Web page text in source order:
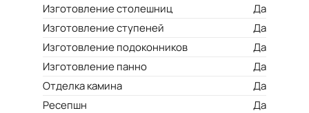
Изготовление столешниц
Да
Изготовление ступеней
Да
Изготовление подоконников
Да
Изготовление панно
Да
Отделка камина
Да
Ресепшн
Да